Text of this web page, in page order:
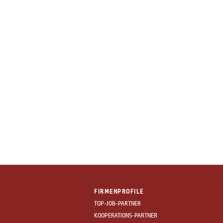
FIRMENPROFILE
TOP-JOB-PARTNER
KOOPERATIONS-PARTNER